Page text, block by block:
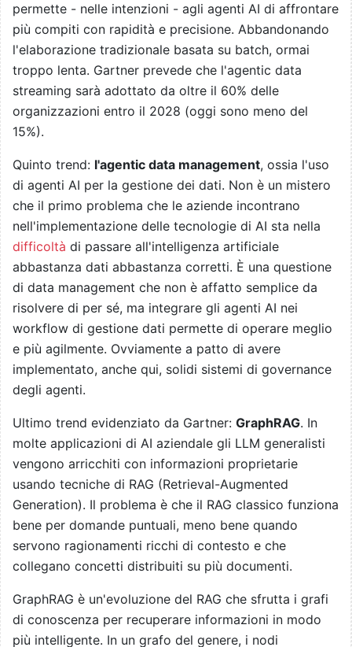
permette - nelle intenzioni - agli agenti AI di affrontare
più compiti con rapidità e precisione. Abbandonando
l'elaborazione tradizionale basata su batch, ormai
troppo lenta. Gartner prevede che l'agentic data
streaming sarà adottato da oltre il 60% delle
organizzazioni entro il 2028 (oggi sono meno del
15%).
Quinto trend: l'agentic data management, ossia l'uso
di agenti AI per la gestione dei dati. Non è un mistero
che il primo problema che le aziende incontrano
nell'implementazione delle tecnologie di AI sta nella
difficoltà di passare all'intelligenza artificiale
abbastanza dati abbastanza corretti. È una questione
di data management che non è affatto semplice da
risolvere di per sé, ma integrare gli agenti AI nei
workflow di gestione dati permette di operare meglio
e più agilmente. Ovviamente a patto di avere
implementato, anche qui, solidi sistemi di governance
degli agenti.
Ultimo trend evidenziato da Gartner: GraphRAG. In
molte applicazioni di AI aziendale gli LLM generalisti
vengono arricchiti con informazioni proprietarie
usando tecniche di RAG (Retrieval-Augmented
Generation). Il problema è che il RAG classico funziona
bene per domande puntuali, meno bene quando
servono ragionamenti ricchi di contesto e che
collegano concetti distribuiti su più documenti.
GraphRAG è un'evoluzione del RAG che sfrutta i grafi
di conoscenza per recuperare informazioni in modo
più intelligente. In un grafo del genere, i nodi